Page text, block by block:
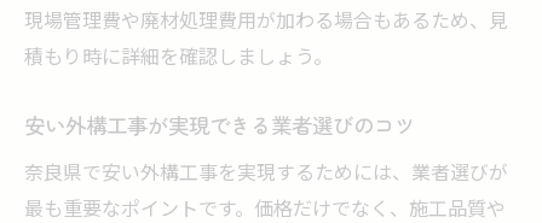
現場管理費や廃材処理費用が加わる場合もあるため、見
積もり時に詳細を確認しましょう。
安い外構工事が実現できる業者選びのコツ
奈良県で安い外構工事を実現するためには、業者選びが
最も重要なポイントです。価格だけでなく、施工品質や